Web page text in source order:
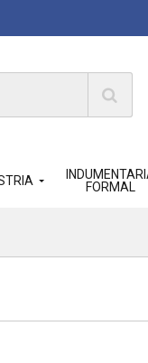
FORMAL